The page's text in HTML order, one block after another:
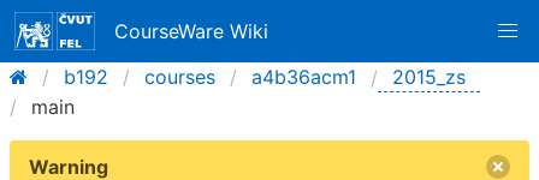
CourseWare Wiki
b192
courses a4b36acm1
2015_zs
main
Warning